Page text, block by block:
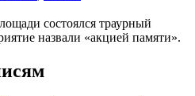
состоялся траурный
назвали «акцией памяти».